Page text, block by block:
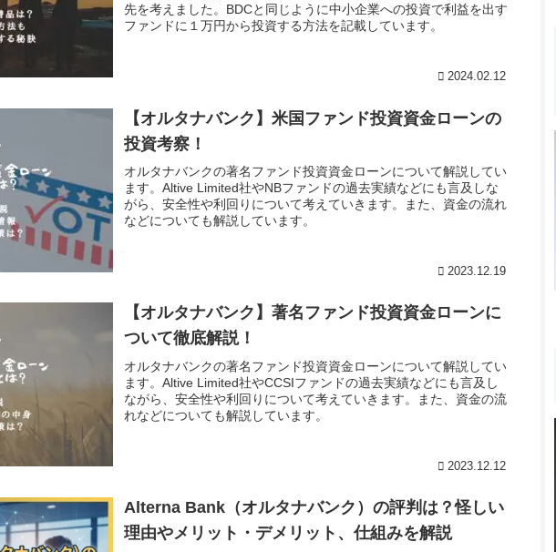
先を考えました。BDCと同じように中小企業への投資で利益を出す
ファンドに１万円から投資する方法を記載しています。
2024.02.12
【オルタナバンク】米国ファンド投資資金ローンの
投資考察！
オルタナバンクの著名ファンド投資資金ローンについて解説してい
ます。Altive Limited社やNBファンドの過去実績などにも言及しな
がら、安全性や利回りについて考えていきます。また、資金の流れ
などについても解説しています。
2023.12.19
【オルタナバンク】著名ファンド投資資金ローンに
ついて徹底解説！
オルタナバンクの著名ファンド投資資金ローンについて解説してい
ます。Altive Limited社やCCSIファンドの過去実績などにも言及し
ながら、安全性や利回りについて考えていきます。また、資金の流
れなどについても解説しています。
2023.12.12
Alterna Bank（オルタナバンク）の評判は？怪しい
理由やメリット・デメリット、仕組みを解説